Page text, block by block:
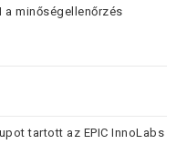
a minőségellenőrzés
tartott az EPIC InnoLabs